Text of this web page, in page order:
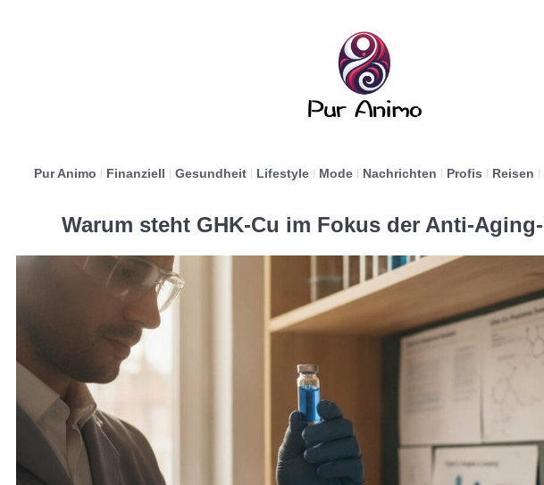
Pur Animo Finanziell Gesundheit Lifestyle Mode Nachrichten Profis Reisen
Warum steht GHK-Cu im Fokus der Anti-